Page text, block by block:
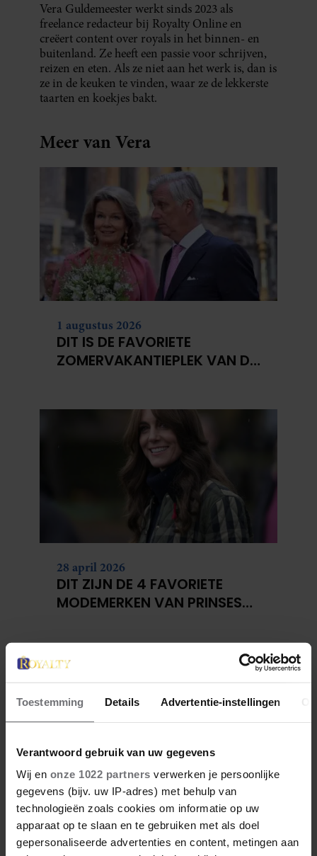
Toestemming Details Advertentie-instellingen
Verantwoord gebruik van uw gegevens
Wij en onze 1022 partners verwerken je persoonlijke
gegevens (bijv. uw IP-adres) met behulp van
technologieën zoals cookies om informatie op uw
apparaat op te slaan en te gebruiken met als doel
gepersonaliseerde advertenties en content, metingen aan
Vera Guldemeester werkt sinds 2023 als
freelance redacteur bij Royalty Online en
creëert content over royals in het binnen- en
buitenland. Ze heeft een passie voor schrijven,
reizen en eten. Als ze niet aan het werk is, dan is
ze in de keuken te vinden, waar ze de lekkerste
taarten en koekjes bakt.
Meer van Vera
1 augustus 2026
DIT IS DE FAVORIETE
ZOMERVAKANTIEPLEK VAN DE
28 april 2026
DIT ZIJN DE 4 FAVORIETE
MODEMERKEN VAN PRINSES
23 april 2026
KATE EN CAMILLA HEBBEN EEN
GESPANNEN BAND: DÍT IS DE